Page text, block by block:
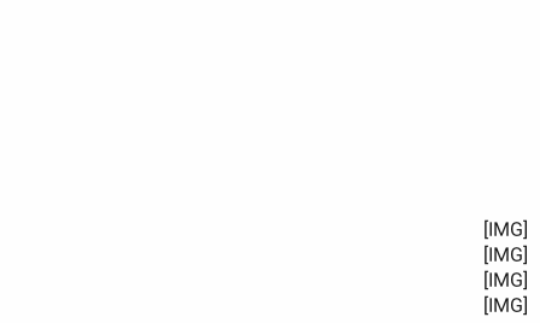
[IMG]
[IMG]
[IMG]
[IMG]